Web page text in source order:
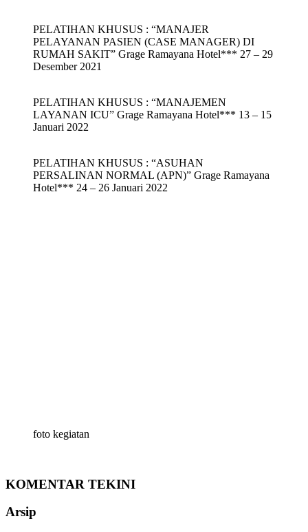
PELATIHAN KHUSUS : “MANAJER
PELAYANAN PASIEN (CASE MANAGER) DI
RUMAH SAKIT” Grage Ramayana Hotel*** 27 – 29
Desember 2021
PELATIHAN KHUSUS : “MANAJEMEN
LAYANAN ICU” Grage Ramayana Hotel*** 13 – 15
Januari 2022
PELATIHAN KHUSUS : “ASUHAN
PERSALINAN NORMAL (APN)” Grage Ramayana
Hotel*** 24 – 26 Januari 2022
foto kegiatan
KOMENTAR TEKINI
Arsip